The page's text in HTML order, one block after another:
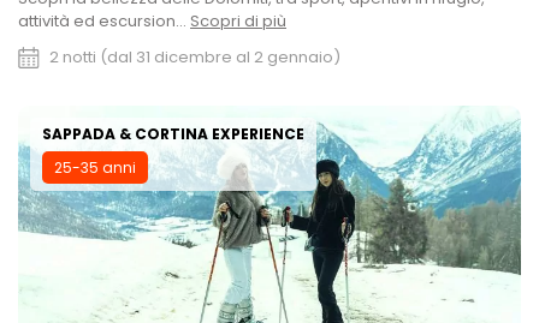
attività ed escursion... Scopri di più
2 notti (dal 31 dicembre al 2 gennaio)
SAPPADA & CORTINA EXPERIENCE
25-35 anni